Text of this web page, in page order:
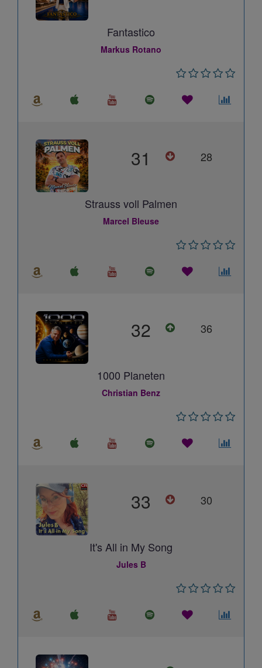
Fantastico
Markus Rotano
31 28
Strauss voll Palmen
Marcel Bleuse
32 36
1000 Planeten
Christian Benz
33 30
It's All in My Song
Jules B